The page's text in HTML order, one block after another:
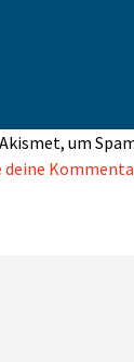
um
deine